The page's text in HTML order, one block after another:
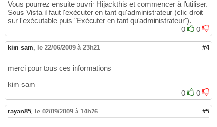
Vous pourrez ensuite ouvrir Hijackthis et commencer à l'utiliser.
Sous Vista il faut l'exécuter en tant qu'administrateur (clic droit
sur l'exécutable puis "Exécuter en tant qu'administrateur").
0
0
kim sam, le 22/06/2009 à 23h21 #4
merci pour tous ces informations
kim sam
0
0
rayan85, le 02/09/2009 à 14h26 #5